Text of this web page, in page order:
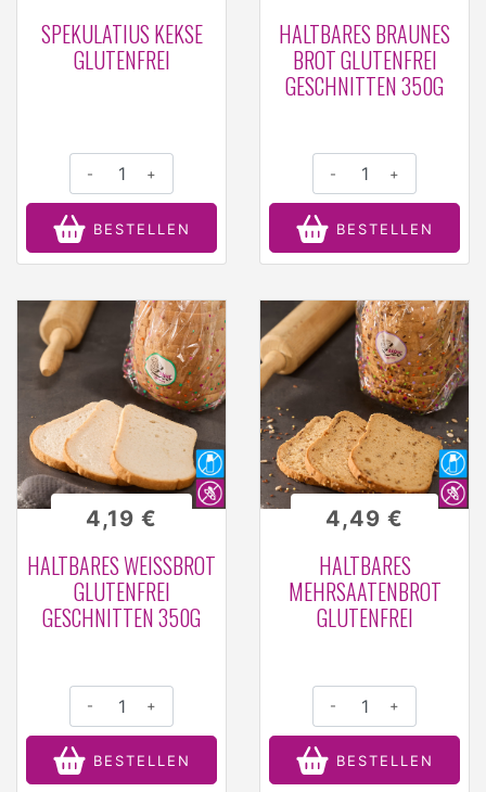
SPEKULATIUS KEKSE
GLUTENFREI
- +
BESTELLEN
HALTBARES BRAUNES
BROT GLUTENFREI
GESCHNITTEN 350G
- +
BESTELLEN
HALTBARES WEISSBROT G
LUTENFREI G
ESCHNITTEN 350G
4,19 €
- +
BESTELLEN
HALTBARES
MEHRSAATENBROT
GLUTENFREI
4,49 €
- +
BESTELLEN